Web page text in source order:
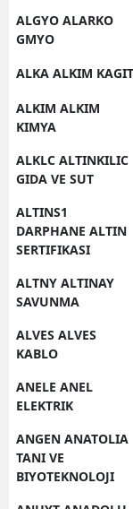
ALGYO ALARKO
GMYO
ALKA ALKIM KAGIT
ALKIM ALKIM
KIMYA
ALKLC ALTINKILIC
GIDA VE SUT
ALTINS1
DARPHANE ALTIN
SERTIFIKASI
ALTNY ALTINAY
SAVUNMA
ALVES ALVES
KABLO
ANELE ANEL
ELEKTRIK
ANGEN ANATOLIA
TANI VE
BIYOTEKNOLOJI